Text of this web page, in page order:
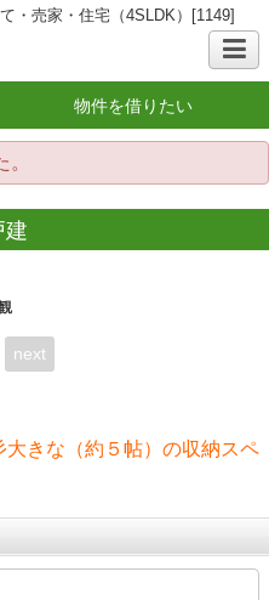
・売家・住宅（4SLDK）[1149]
物件を借りたい
建
next
きな（約５帖）の収納スペ